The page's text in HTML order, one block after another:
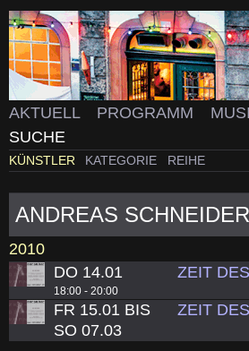
AKTUELL PROGRAMM
SUCHE
KÜNSTLER KATEGORIE REIHE
ANDREAS SCHNEIDER
2010
DO 14.01
18:00 - 20:00
ZEIT
FR 15.01 BIS
SO 07.03
ZEIT